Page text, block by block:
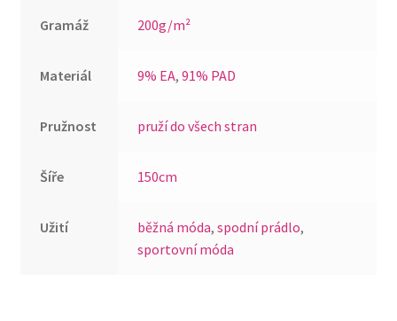
Gramáž 200g/m²
Materiál 9% EA,91% PAD
Pružnost pruží do všech stran
Šíře 150cm
Užití běžná móda,spodní prádlo,
sportovní móda